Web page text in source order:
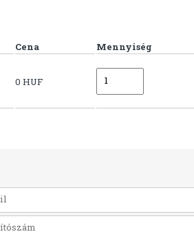
Cena Mennyiség
0 HUF